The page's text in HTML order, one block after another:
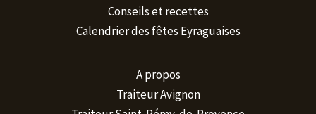
Conseils et recettes
Calendrier des fêtes Eyraguaises
A propos
Traiteur Avignon